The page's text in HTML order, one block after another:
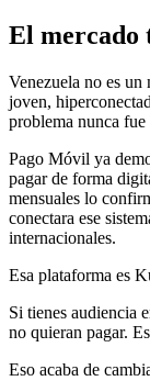
El mercado
Venezuela no es
joven,
problema nunca fue
Pago Móvil ya
pagar de forma
mensuales lo
conectara ese
internacionales.
Esa plataforma es
Si tienes audiencia
no quieran pagar.
Eso acaba de